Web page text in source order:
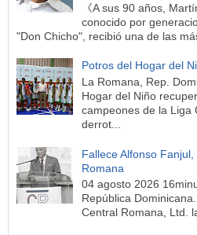
《A sus 90 años,
conocido por
"Don Chicho", recibió una de las
Potros del Hogar del
La Romana, Rep.
Hogar del Niño
campeones de la Liga
derrot...
Fallece Alfonso
Romana
04 agosto 2026
República
Central Romana, Ltd.